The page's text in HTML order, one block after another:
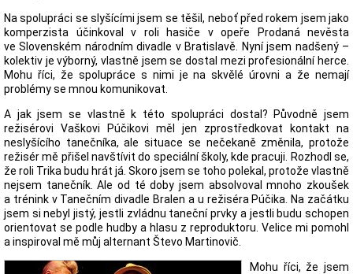
Na spolupráci se slyšícími jsem se těšil, neboť před rokem jsem jako
komperzista účinkoval v roli hasiče v opeře Prodaná nevěsta
ve Slovenském národním divadle v Bratislavě. Nyní jsem nadšený –
kolektiv je výborný, vlastně jsem se dostal mezi profesionální herce.
Mohu říci, že spolupráce s nimi je na skvělé úrovni a že nemají
problémy se mnou komunikovat.
A jak jsem se vlastně k této spolupráci dostal? Původně jsem
režisérovi Vaškovi Púčikovi měl jen zprostředkovat kontakt na
neslyšícího tanečníka, ale situace se nečekaně změnila, protože
režisér mě přišel navštívit do speciální školy, kde pracuji. Rozhodl se,
že roli Trika budu hrát já. Skoro jsem se toho polekal, protože vlastně
nejsem tanečník. Ale od té doby jsem absolvoval mnoho zkoušek
a trénink v Tanečním divadle Bralen a u režiséra Púčika. Na začátku
jsem si nebyl jistý, jestli zvládnu taneční prvky a jestli budu schopen
orientovat se podle hudby a hlasu z reproduktoru. Velice mi pomohl
a inspiroval mě můj alternant Števo Martinovič.
Mohu říci, že jsem